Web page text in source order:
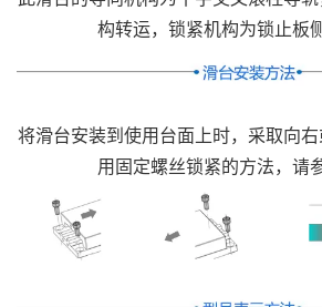
构转运，锁紧机构为锁止板
将滑台安装到使用台面上时，采取向右
用固定螺丝锁紧的方法，请